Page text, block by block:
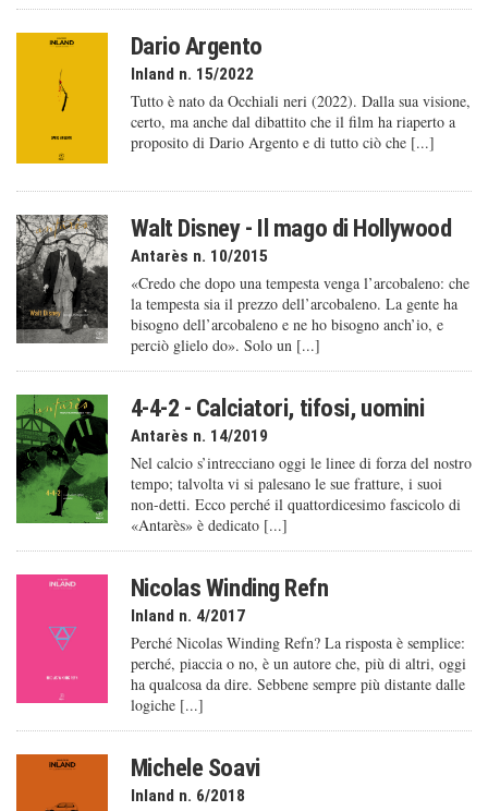
Dario Argento
Inland n. 15/2022
Tutto è nato da Occhiali neri (2022). Dalla sua visione,
certo, ma anche dal dibattito che il film ha riaperto a
proposito di Dario Argento e di tutto ciò che [...]
Walt Disney - Il mago di Hollywood
Antarès n. 10/2015
«Credo che dopo una tempesta venga l’arcobaleno: che
la tempesta sia il prezzo dell’arcobaleno. La gente ha
bisogno dell’arcobaleno e ne ho bisogno anch’io, e
perciò glielo do». Solo un [...]
4-4-2 - Calciatori, tifosi, uomini
Antarès n. 14/2019
Nel calcio s’intrecciano oggi le linee di forza del nostro
tempo; talvolta vi si palesano le sue fratture, i suoi
non-detti. Ecco perché il quattordicesimo fascicolo di
«Antarès» è dedicato [...]
Nicolas Winding Refn
Inland n. 4/2017
Perché Nicolas Winding Refn? La risposta è semplice:
perché, piaccia o no, è un autore che, più di altri, oggi
ha qualcosa da dire. Sebbene sempre più distante dalle
logiche [...]
Michele Soavi
Inland n. 6/2018